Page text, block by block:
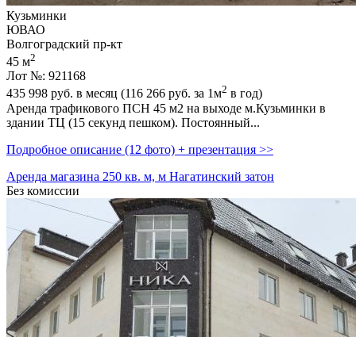
Кузьминки
ЮВАО
Волгоградский пр-кт
45 м2
Лот №: 921168
435 998 руб. в месяц (116 266 руб. за 1м2 в год)
Аренда трафикового ПСН 45 м2 на выходе м.Кузьминки в
здании ТЦ (15 секунд пешком). Постоянный...
Подробное описание (12 фото) + презентация >>
Аренда магазина 250 кв. м, м Нагатинский затон
Без комиссии